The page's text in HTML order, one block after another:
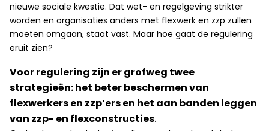
nieuwe sociale kwestie. Dat wet- en regelgeving strikter
worden en organisaties anders met flexwerk en zzp zullen
moeten omgaan, staat vast. Maar hoe gaat de regulering
eruit zien?
Voor regulering zijn er grofweg twee
strategieën: het beter beschermen van
flexwerkers en zzp’ers en het aan banden leggen
van zzp- en flexconstructies.